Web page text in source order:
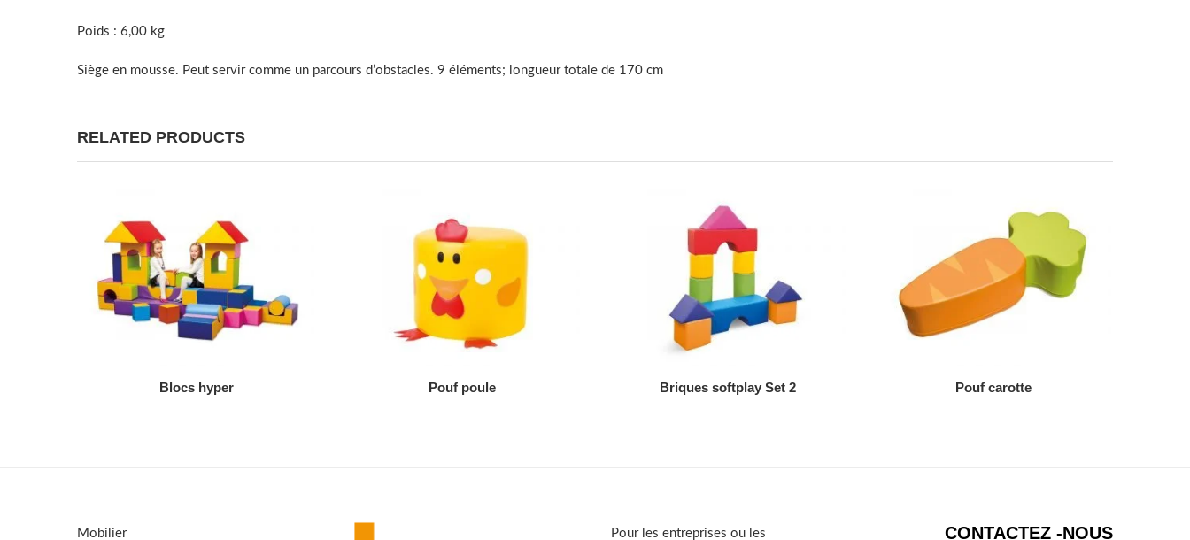
Poids : 6,00 kg
Siège en mousse. Peut servir comme un parcours d’obstacles. 9 éléments; longueur totale de 170 cm
RELATED PRODUCTS
AJOUTER AU DEVIS
Blocs hyper AJOUTER AU DEVIS
Pouf poule AJOUTER AU DEVIS
Briques softplay Set 2 AJOUTER AU DEVIS
Pouf carotte
Mobilier
Pour les entreprises ou les
CONTACTEZ -NOUS